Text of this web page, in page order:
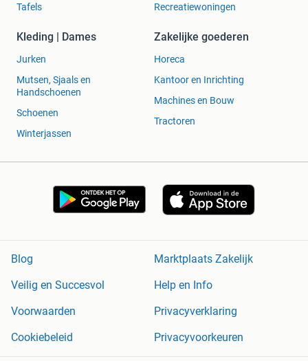
Tafels
Recreatiewoningen
Kleding | Dames
Jurken
Mutsen, Sjaals en
Handschoenen
Schoenen
Winterjassen
Zakelijke goederen
Horeca
Kantoor en Inrichting
Machines en Bouw
Tractoren
Blog
Marktplaats Zakelijk
Veilig en Succesvol
Help en Info
Voorwaarden
Privacyverklaring
Cookiebeleid
Privacyvoorkeuren